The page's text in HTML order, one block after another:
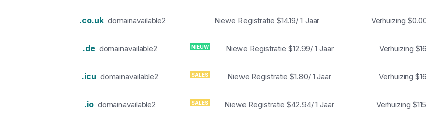
.co.uk domainavailable2 Niewe Registratie $14.19/ 1 Jaar Verhuizing
.de domainavailable2 NIEUW Niewe Registratie $12.99/ 1 Jaar Verhuizing
.icu domainavailable2 SALES Niewe Registratie $1.80/ 1 Jaar Verhuizing
.io domainavailable2 SALES Niewe Registratie $42.94/ 1 Jaar Verhuizing